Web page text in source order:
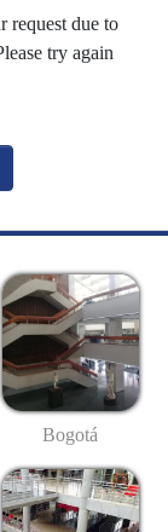
request due to
try again
Bogotá